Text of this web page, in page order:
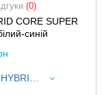
(0)
CORE SUPER
синій